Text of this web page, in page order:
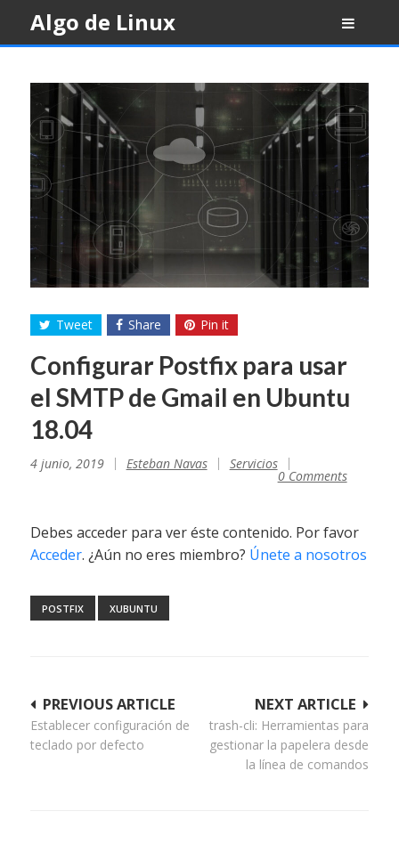
content
Algo de Linux
Tweet Share Pin it
Configurar Postfix para usar
el SMTP de Gmail en Ubuntu
18.04
4 junio, 2019 Esteban Navas Servicios
0 Comments
Debes acceder para ver éste contenido. Por favor
Acceder. ¿Aún no eres miembro? Únete a nosotros
POSTFIX XUBUNTU
Navegación
de
NEXT ARTICLE
trash-cli: Herramientas para
gestionar la papelera desde
la línea de comandos
PREVIOUS ARTICLE
Establecer configuración de
teclado por defecto